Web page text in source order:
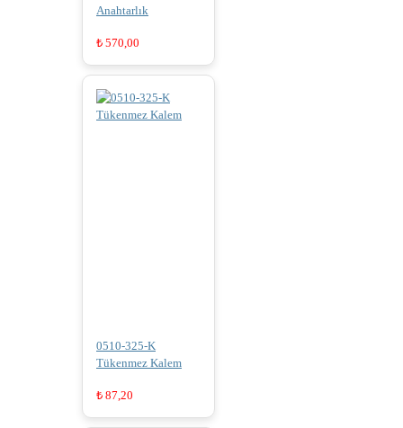
Anahtarlık
₺ 570,00
0510-325-K
Tükenmez Kalem
₺ 87,20